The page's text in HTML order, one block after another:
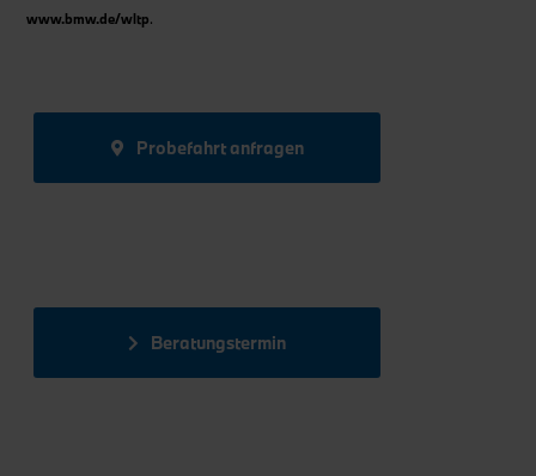
www.bmw.de/wltp.
Probefahrt anfragen
Beratungstermin